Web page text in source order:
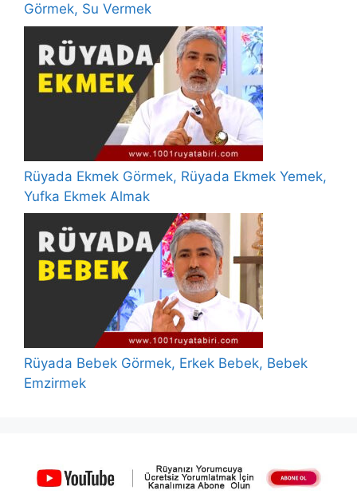
Görmek, Su Vermek
Rüyada Ekmek Görmek, Rüyada Ekmek Yemek,
Yufka Ekmek Almak
Rüyada Bebek Görmek, Erkek Bebek, Bebek
Emzirmek